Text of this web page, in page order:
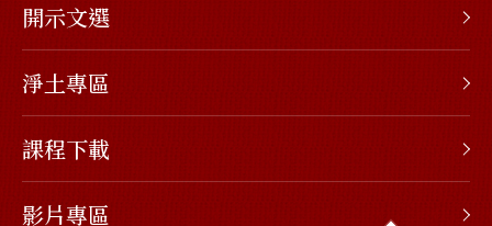
開示文選
淨土專區
課程下載
影片專區